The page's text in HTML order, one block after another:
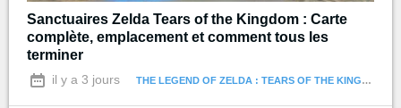
Sanctuaires Zelda Tears of the Kingdom : Carte
complète, emplacement et comment tous les
terminer
il y a 3 jours THE LEGEND OF ZELDA : TEARS OF THE KINGDOM